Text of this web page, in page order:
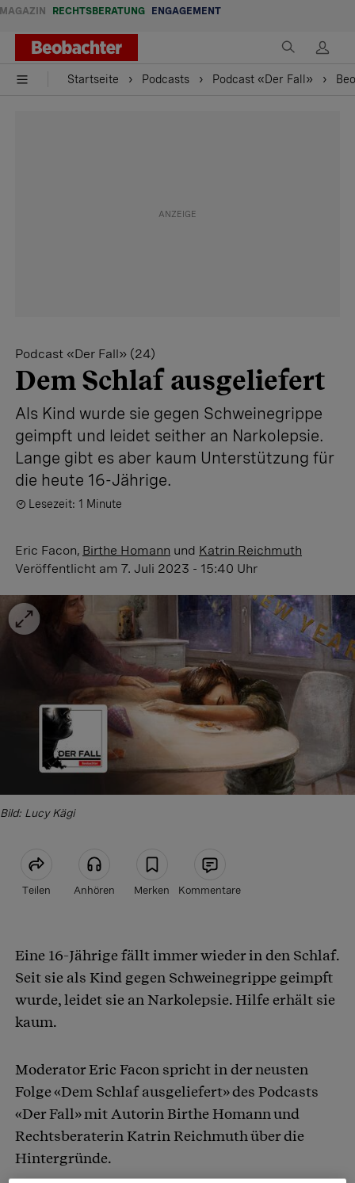
MAGAZIN RECHTSBERATUNG ENGAGEMENT
Startseite Podcasts Podcast «Der Fall»
Podcast «Der Fall» (24)
Dem Schlaf ausgeliefert
Als Kind wurde sie gegen Schweinegrippe
geimpft und leidet seither an Narkolepsie.
Lange gibt es aber kaum Unterstützung für
die heute 16-Jährige.
Lesezeit: 1 Minute
Eric Facon, Birthe Homann und Katrin Reichmuth
Veröffentlicht am 7. Juli 2023 - 15:40 Uhr
Bild: Lucy Kägi
Teilen Anhören Merken Kommentare
Eine 16-Jährige fällt immer wieder in den Schlaf.
Seit sie als Kind gegen Schweinegrippe geimpft
wurde, leidet sie an Narkolepsie. Hilfe erhält sie
kaum.
Moderator Eric Facon spricht in der neusten
Folge «Dem Schlaf ausgeliefert» des Podcasts
«Der Fall» mit Autorin Birthe Homann und
Rechtsberaterin Katrin Reichmuth über die
Hintergründe.